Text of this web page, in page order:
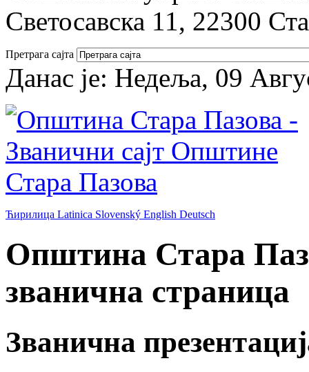
Светосавска 11, 22300
Претрага сајта
Данас је: Недеља, 09
Ћирилица Latinica Slovenský English Deutsch
Општина Стара
званична страница
Званична